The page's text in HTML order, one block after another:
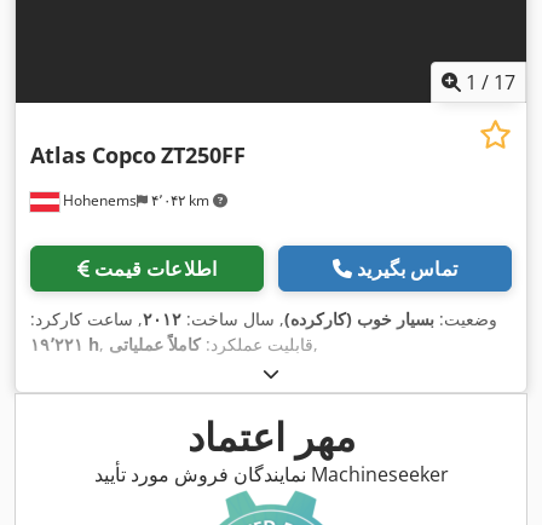
1 / 17
Hohenems ۴٬۰۴۲ km
Atlas CopcoZT250FF
اطلاعات قیمت تماس بگیرید
وضعیت: بسیار خوب (کارکرده), سال ساخت: ۲۰۱۲, ساعت کارکرد:
۱۹٬۲۲۱ h
, قابلیت عملکرد:کاملاً عملیاتی ,
مهر اعتماد
نمایندگان فروش مورد تأیید Machineseeker